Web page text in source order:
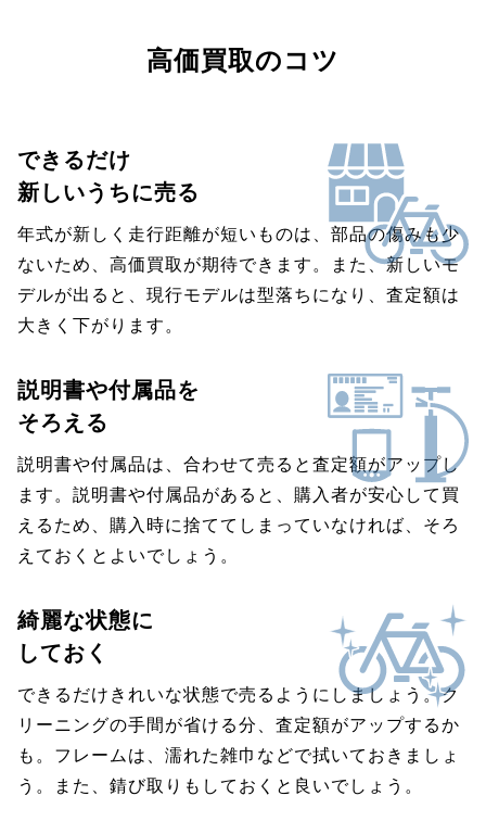
高価買取のコツ
できるだけ
新しいうちに売る
年式が新しく走行距離が短いものは、部品の傷みも少
ないため、高価買取が期待できます。また、新しいモ
デルが出ると、現行モデルは型落ちになり、査定額は
大きく下がります。
説明書や付属品を
そろえる
説明書や付属品は、合わせて売ると査定額がアップし
ます。説明書や付属品があると、購入者が安心して買
えるため、購入時に捨ててしまっていなければ、そろ
えておくとよいでしょう。
綺麗な状態に
しておく
できるだけきれいな状態で売るようにしましょう。ク
リーニングの手間が省ける分、査定額がアップするか
も。フレームは、濡れた雑巾などで拭いておきましょ
う。また、錆び取りもしておくと良いでしょう。